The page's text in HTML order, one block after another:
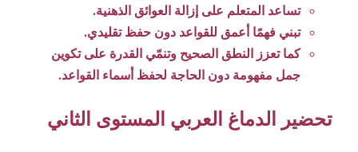
تساعد المتعلم على إزالة العوائق الذهنية.
تبني فهمًا أعمق للقواعد دون حفظ تقليدي.
كما تعزز النطق الصحيح وتنمّي القدرة على تكوين
جمل مفهومة دون الحاجة لحفظ أسماء القواعد.
تحضير الدماغ العربي المستوى الثاني